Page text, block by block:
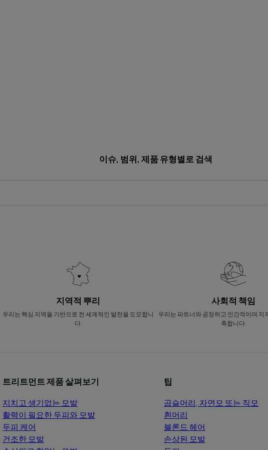
이슈, 범위, 제품 유형별로 검색
지역적 뿌리
우리는 핵심 지역을 기반으로 전 세계적인 발전을 도모합니
다.
사회적 책임
우리는 파트너와 공정하고 인간적이며 지
축합니다.
트리트먼트 제품 살펴보기
지치고 생기없는 모발
활력이 필요한 두피와 모발
두피 케어
건조한 모발
팁
곱슬머리, 자연모 또는 직모
흰머리
블론드 헤어
손상된 모발